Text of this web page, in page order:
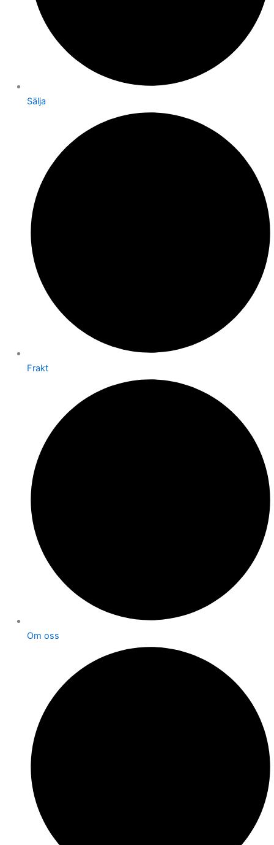
Sälja
Frakt
Om oss